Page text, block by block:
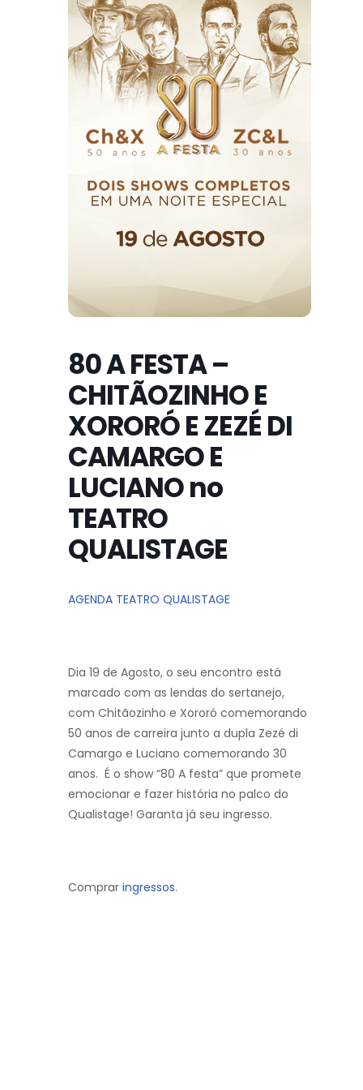
80 A FESTA –
CHITÃOZINHO E
XORORÓ E ZEZÉ DI
CAMARGO E
LUCIANO no
TEATRO
QUALISTAGE
AGENDA TEATRO QUALISTAGE
Dia 19 de Agosto, o seu encontro está
marcado com as lendas do sertanejo,
com Chitãozinho e Xororó comemorando
50 anos de carreira junto a dupla Zezé di
Camargo e Luciano comemorando 30
anos. É o show “80 A festa” que promete
emocionar e fazer história no palco do
Qualistage! Garanta já seu ingresso.
Comprar ingressos.